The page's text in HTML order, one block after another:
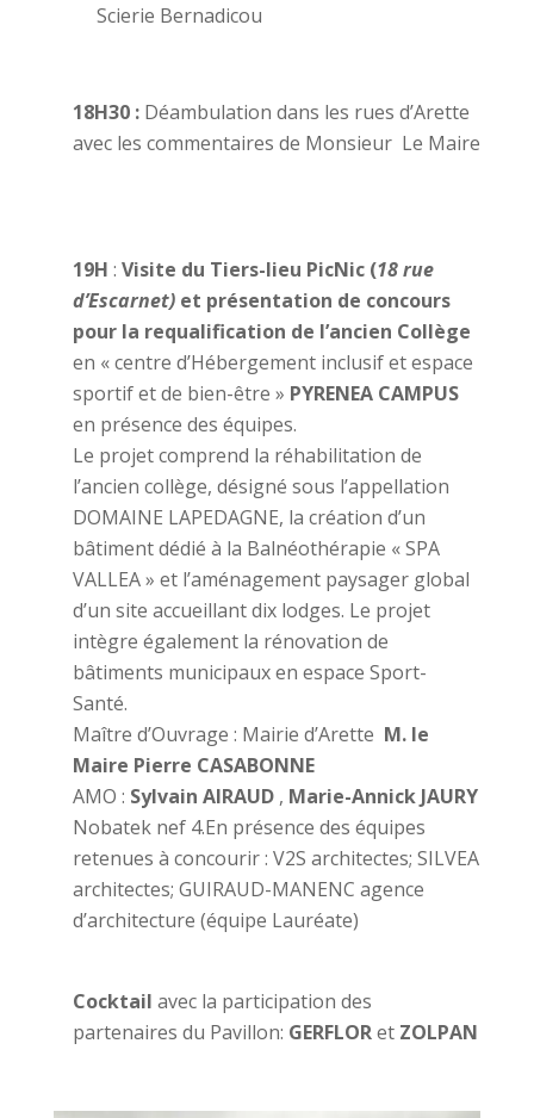
Scierie Bernadicou
18H30 : Déambulation dans les rues d’Arette
avec les commentaires de Monsieur Le Maire
19H : Visite du Tiers-lieu PicNic (18 rue
d’Escarnet) et présentation de concours
pour la requalification de l’ancien Collège
en « centre d’Hébergement inclusif et espace
sportif et de bien-être » PYRENEA CAMPUS
en présence des équipes.
Le projet comprend la réhabilitation de
l’ancien collège, désigné sous l’appellation
DOMAINE LAPEDAGNE, la création d’un
bâtiment dédié à la Balnéothérapie « SPA
VALLEA » et l’aménagement paysager global
d’un site accueillant dix lodges. Le projet
intègre également la rénovation de
bâtiments municipaux en espace Sport-
Santé.
Maître d’Ouvrage : Mairie d’Arette M. le
Maire Pierre CASABONNE
AMO : Sylvain AIRAUD , Marie-Annick JAURY
Nobatek nef 4.En présence des équipes
retenues à concourir : V2S architectes; SILVEA
architectes; GUIRAUD-MANENC agence
d’architecture (équipe Lauréate)
Cocktail avec la participation des
partenaires du Pavillon: GERFLORet ZOLPAN